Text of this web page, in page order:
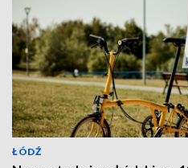
ŁÓDŹ